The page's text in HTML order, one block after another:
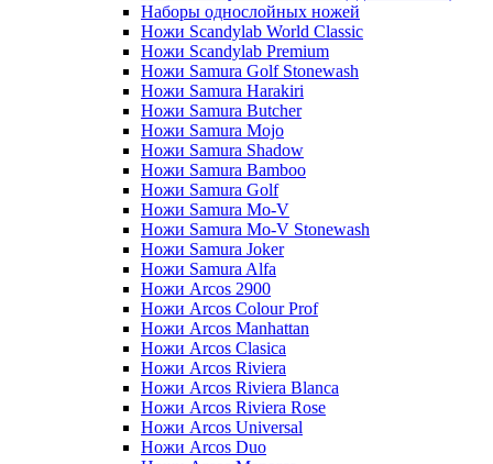
Наборы однослойных ножей
Ножи Scandylab World Classic
Ножи Scandylab Premium
Ножи Samura Golf Stonewash
Ножи Samura Harakiri
Ножи Samura Butcher
Ножи Samura Mojo
Ножи Samura Shadow
Ножи Samura Bamboo
Ножи Samura Golf
Ножи Samura Mo-V
Ножи Samura Mo-V Stonewash
Ножи Samura Joker
Ножи Samura Alfa
Ножи Arcos 2900
Ножи Arcos Colour Prof
Ножи Arcos Manhattan
Ножи Arcos Clasica
Ножи Arcos Riviera
Ножи Arcos Riviera Blanca
Ножи Arcos Riviera Rose
Ножи Arcos Universal
Ножи Arcos Duo